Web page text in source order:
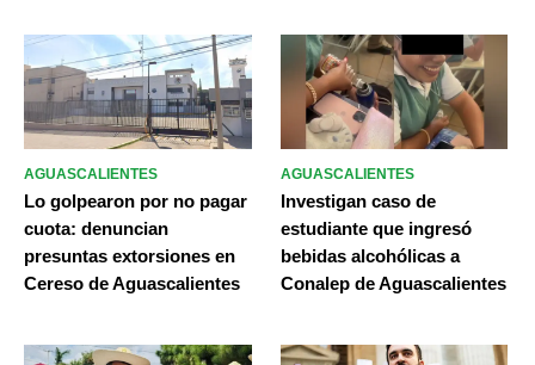
AGUASCALIENTES
Lo golpearon por no pagar
cuota: denuncian
presuntas extorsiones en
Cereso de Aguascalientes
AGUASCALIENTES
Investigan caso de
estudiante que ingresó
bebidas alcohólicas a
Conalep de Aguascalientes